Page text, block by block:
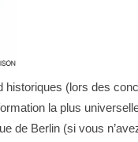
historiques (lors des
la plus
de Berlin (si vous